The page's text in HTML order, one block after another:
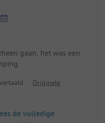
gaan, het was een
Originele
de volledige